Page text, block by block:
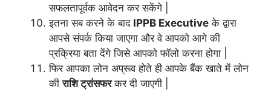
सफलतापूर्वक आवेदन कर सकेंगे |
इतना सब करने के बाद IPPB Executive के द्वारा
आपसे संपर्क किया जाएगा और वे आपको आगे की
प्रक्रिया बता देंगे जिसे आपको फॉलो करना होगा |
फिर आपका लोन अप्रूव होते ही आपके बैंक खाते में लोन
कीराशि ट्रांसफरकर दी जाएगी |